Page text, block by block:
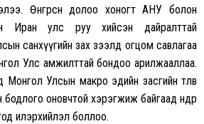
Өнгөрсөн долоо хоногт АНУ болон
Иран улс руу хийсэн дайралттай
санхүүгийн зах зээлд огцом савлагаа
Улс амжилттай бондоо арилжааллаа.
Монгол Улсын макро эдийн засгийн төлөв
оновчтой хэрэгжиж байгаад өндөр
илэрхийлэл боллоо.